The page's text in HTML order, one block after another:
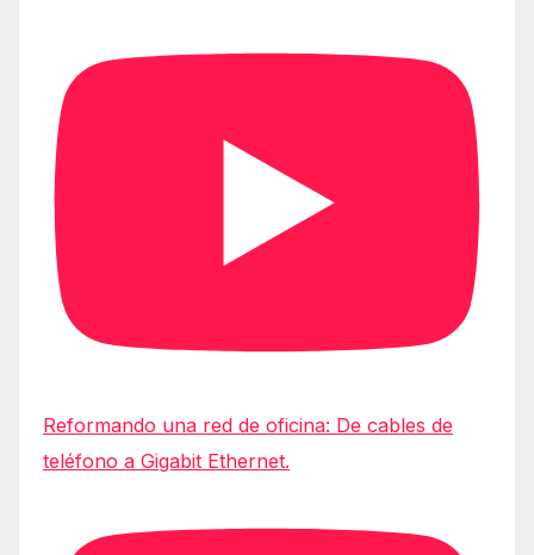
Reformando una red de oficina: De cables de
teléfono a Gigabit Ethernet.